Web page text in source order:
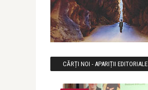
CĂRȚI NOI - APARIȚII EDITORIALE